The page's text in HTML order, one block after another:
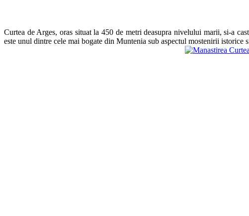
Curtea de Arges, oras situat la 450 de metri deasupra nivelului marii, si-a
este unul dintre cele mai bogate din Muntenia sub aspectul mostenirii